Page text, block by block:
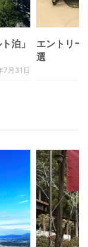
泊」
7月31日
エントリー
選